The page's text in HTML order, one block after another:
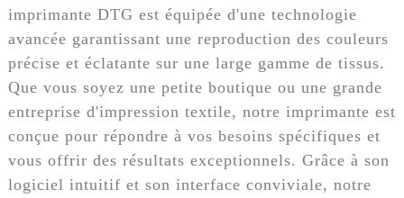
imprimante DTG est équipée d'une technologie
avancée garantissant une reproduction des couleurs
précise et éclatante sur une large gamme de tissus.
Que vous soyez une petite boutique ou une grande
entreprise d'impression textile, notre imprimante est
conçue pour répondre à vos besoins spécifiques et
vous offrir des résultats exceptionnels. Grâce à son
logiciel intuitif et son interface conviviale, notre